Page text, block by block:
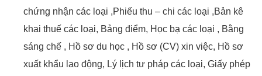
chứng nhận các loại ,Phiếu thu – chi các loại ,Bản kê
khai thuế các loại, Bảng điểm, Học bạ các loại , Bằng
sáng chế , Hồ sơ du học , Hồ sơ (CV) xin việc, Hồ sơ
xuất khẩu lao động, Lý lịch tư pháp các loại, Giấy phép